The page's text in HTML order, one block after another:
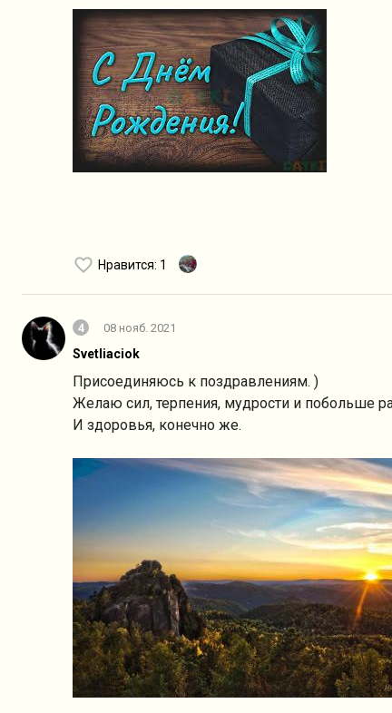
Нравится: 1
4 08 нояб. 2021
Svetliaciok
Присоединяюсь к поздравлениям. )
Желаю сил, терпения, мудрости и побольше
И здоровья, конечно же.